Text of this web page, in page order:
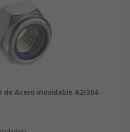
de Acero inoxidable A2/304